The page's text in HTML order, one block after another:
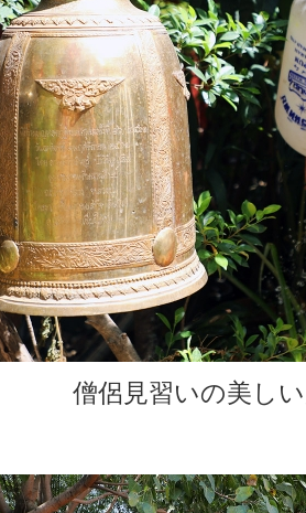
僧侶見習いの美し